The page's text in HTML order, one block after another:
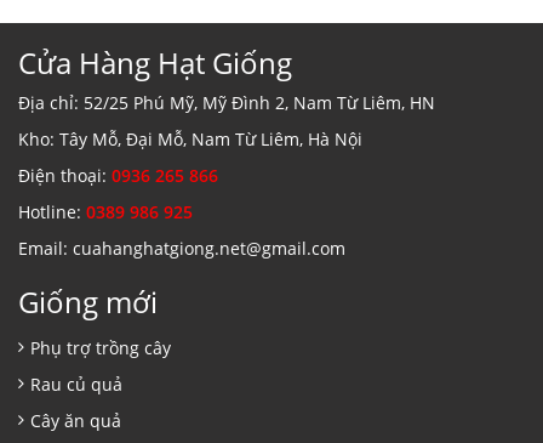
Cửa Hàng Hạt Giống
Địa chỉ: 52/25 Phú Mỹ, Mỹ Đình 2, Nam Từ Liêm, HN
Kho: Tây Mỗ, Đại Mỗ, Nam Từ Liêm, Hà Nội
Điện thoại: 0936 265 866
Hotline: 0389 986 925
Email: cuahanghatgiong.net@gmail.com
Giống mới
Phụ trợ trồng cây
Rau củ quả
Cây ăn quả